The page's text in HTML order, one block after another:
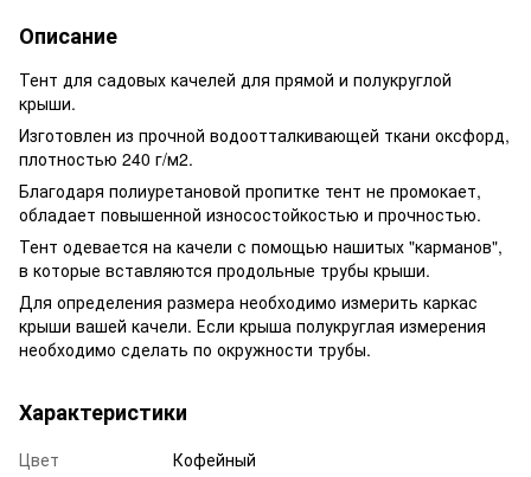
Описание
Тент для садовых качелей для прямой и полукруглой
крыши.
Изготовлен из прочной водоотталкивающей ткани оксфорд,
плотностью 240 г/м2.
Благодаря полиуретановой пропитке тент не промокает,
обладает повышенной износостойкостью и прочностью.
Тент одевается на качели с помощью нашитых "карманов",
в которые вставляются продольные трубы крыши.
Для определения размера необходимо измерить каркас
крыши вашей качели. Если крыша полукруглая измерения
необходимо сделать по окружности трубы.
Характеристики
Цвет
Кофейный